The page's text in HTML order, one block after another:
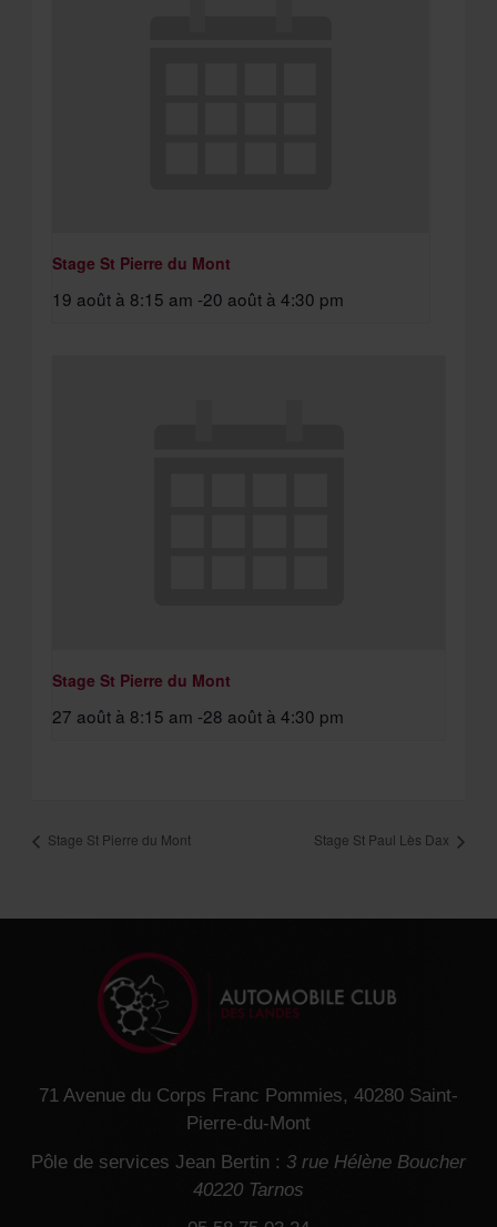
Stage St Pierre du Mont
19 août à 8:15 am -20 août à 4:30 pm
Stage St Pierre du Mont
27 août à 8:15 am -28 août à 4:30 pm
Stage St Pierre du Mont Stage St Paul Lès Dax
71 Avenue du Corps Franc Pommies, 40280 Saint-
Pierre-du-Mont
Pôle de services Jean Bertin : 3 rue Hélène Boucher
40220 Tarnos